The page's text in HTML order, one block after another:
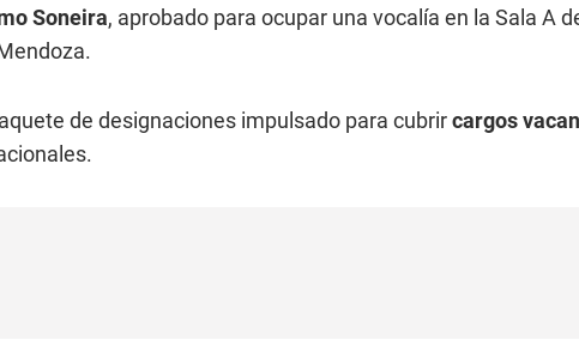
Soneira, aprobado para ocupar una vocalía en la Sala A
de designaciones impulsado para cubrircargos